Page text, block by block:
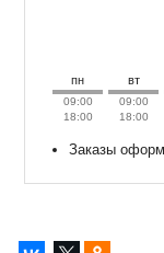
пн вт
09:00
18:00
09:00
18:00
Заказы